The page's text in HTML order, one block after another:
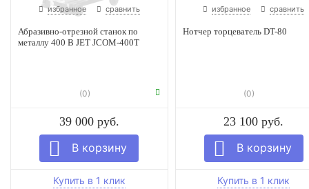
избранное сравнить
Абразивно-отрезной станок по
металлу 400 В JET JCOM-400T
(0)
39 000 руб.
избранное сравнить
Нотчер торцеватель DT-80
(0)
23 100 руб.